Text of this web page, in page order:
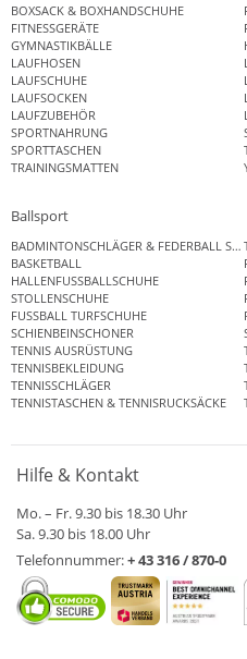
BOXSACK & BOXHANDSCHUHE
FITNESSGERÄTE
GYMNASTIKBÄLLE
LAUFHOSEN
LAUFSCHUHE
LAUFSOCKEN
LAUFZUBEHÖR
SPORTNAHRUNG
SPORTTASCHEN
TRAININGSMATTEN
Ballsport
BADMINTONSCHLÄGER & FEDERBALL
BASKETBALL
HALLENFUSSBALLSCHUHE
STOLLENSCHUHE
FUSSBALL TURFSCHUHE
SCHIENBEINSCHONER
TENNIS AUSRÜSTUNG
TENNISBEKLEIDUNG
TENNISSCHLÄGER
TENNISTASCHEN & TENNISRUCKSÄCKE
Hilfe & Kontakt
Mo. – Fr. 9.30 bis 18.30 Uhr
Sa. 9.30 bis 18.00 Uhr
Telefonnummer:+ 43 316 / 870-0